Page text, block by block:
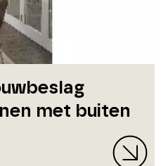
met buiten